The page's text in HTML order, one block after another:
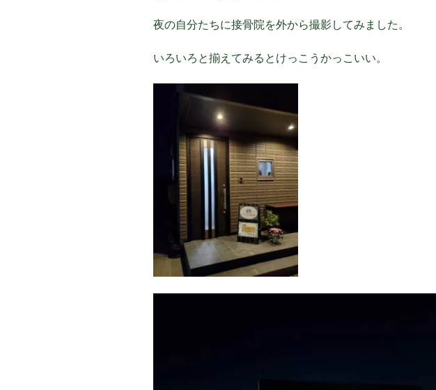
夜の自分たちに接骨院を外から撮影してみました。
いろいろと揃えてみるとけっこうかっこいい。